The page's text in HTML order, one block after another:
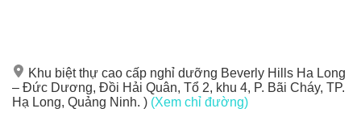
Khu biệt thự cao cấp nghỉ dưỡng Beverly Hills Ha Long
– Đức Dương, Đồi Hải Quân, Tổ 2, khu 4, P. Bãi Cháy, TP.
Hạ Long, Quảng Ninh. ) (Xem chỉ đường)